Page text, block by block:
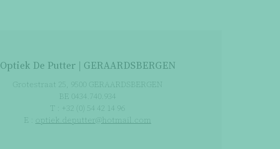
Optiek De Putter | GERAARDSBERGEN
Grotestraat 25, 9500 GERAARDSBERGEN
BE 0434.740.934
T : +32 (0) 54 42 14 96
E : optiek.deputter@hotmail.com